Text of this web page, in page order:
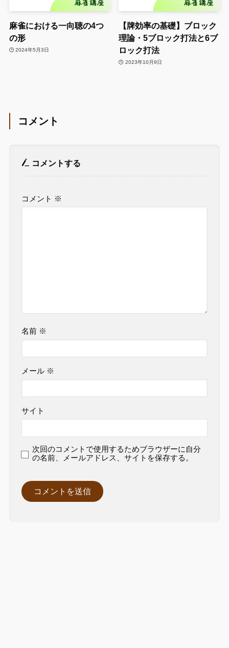
麻雀における一向聴の4つ
の形
2024年5月3日
【牌効率の基礎】ブロック
理論・5ブロック打法と6ブ
ロック打法
2023年10月9日
コメント
コメントする
コメント ※
名前 ※
メール ※
サイト
次回のコメントで使用するためブラウザーに自分
の名前、メールアドレス、サイトを保存する。